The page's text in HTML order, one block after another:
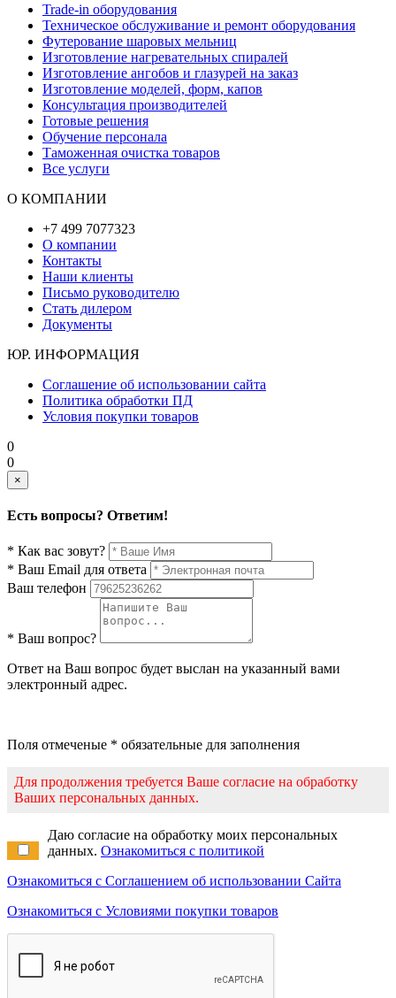
Trade-in оборудования
Техническое обслуживание и ремонт оборудования
Футерование шаровых мельниц
Изготовление нагревательных спиралей
Изготовление ангобов и глазурей на заказ
Изготовление моделей, форм, капов
Консультация производителей
Готовые решения
Обучение персонала
Таможенная очистка товаров
Все услуги
О КОМПАНИИ
+7 499 7077323
О компании
Контакты
Наши клиенты
Письмо руководителю
Стать дилером
Документы
ЮР. ИНФОРМАЦИЯ
Соглашение об использовании сайта
Политика обработки ПД
Условия покупки товаров
0
0
×
Есть вопросы? Ответим!
* Как вас зовут?
* Ваш Email для ответа
Ваш телефон
* Ваш вопрос?
Ответ на Ваш вопрос будет выслан на указанный вами
электронный адрес.
Поля отмеченые * обязательные для заполнения
Для продолжения требуется Ваше согласие на обработку
Ваших персональных данных.
Даю согласие на обработку моих персональных
данных. Ознакомиться с политикой
Ознакомиться с Соглашением об использовании Сайта
Ознакомиться с Условиями покупки товаров